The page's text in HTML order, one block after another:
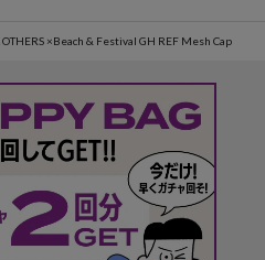
OTHERS ×Beach & Festival GH REF Mesh Cap